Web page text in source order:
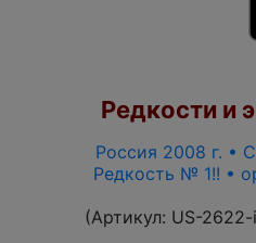
Редкости и
Россия 2008 г. •
Редкость № 1!! •
(Артикул: US-